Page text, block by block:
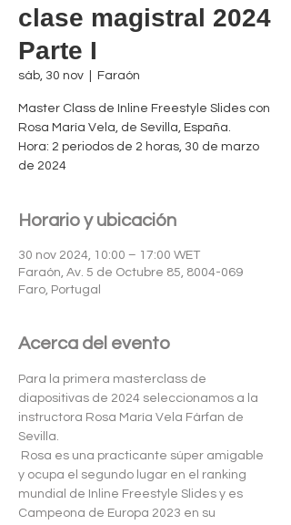
clase magistral 2024
Parte I
sáb, 30 nov Faraón
Master Class de Inline Freestyle Slides con
Rosa María Vela, de Sevilla, España.
Hora: 2 periodos de 2 horas, 30 de marzo
Horario y ubicación
30 nov 2024, 10:00 – 17:00 WET
Faraón, Av. 5 de Octubre 85, 8004-069
Faro, Portugal
Acerca del evento
Para la primera masterclass de
diapositivas de 2024 seleccionamos a la
instructora Rosa María Vela Fárfan de
Sevilla.
y ocupa el segundo lugar en el ranking
mundial de Inline Freestyle Slides y es
Campeona de Europa 2023 en su